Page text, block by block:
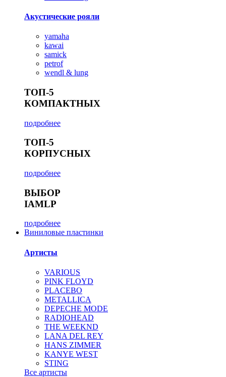
Акустические рояли
yamaha
kawai
samick
petrof
wendl & lung
ТОП-5
КОМПАКТНЫХ
подробнее
ТОП-5
КОРПУСНЫХ
подробнее
ВЫБОР
IAMLP
подробнее
Виниловые пластинки
Артисты
VARIOUS
PINK FLOYD
PLACEBO
METALLICA
DEPECHE MODE
RADIOHEAD
THE WEEKND
LANA DEL REY
HANS ZIMMER
KANYE WEST
STING
Все артисты